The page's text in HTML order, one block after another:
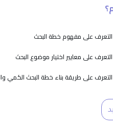
التعرف على مفهوم خطة البحث
التعرف على معايير اختيار موضوع البحث
التعرف على طريقة بناء خطة البحث الكمي